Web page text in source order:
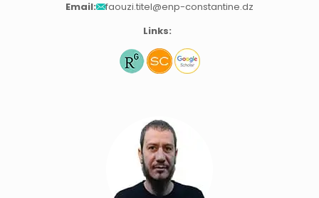
Email:
faouzi.titel@enp-constantine.dz
Links: